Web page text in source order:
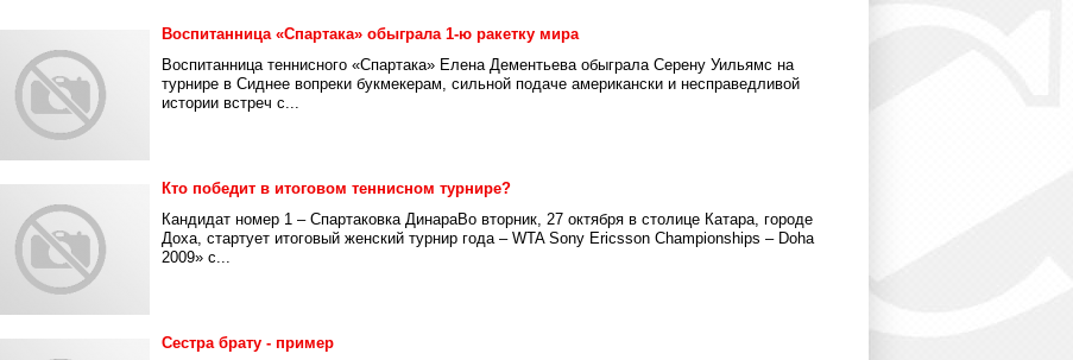
Воспитанница «Спартака» обыграла 1-ю ракетку мира
Воспитанница теннисного «Спартака» Елена Дементьева обыграла Серену Уильямс на
турнире в Сиднее вопреки букмекерам, сильной подаче американски и несправедливой
истории встреч с...
Кто победит в итоговом теннисном турнире?
Кандидат номер 1 – Спартаковка ДинараВо вторник, 27 октября в столице Катара, городе
Доха, стартует итоговый женский турнир года – WTA Sony Ericsson Championships – Doha
2009» c...
Сестра брату ‑ пример